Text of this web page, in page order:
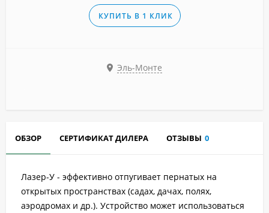
КУПИТЬ В 1 КЛИК
Эль-Монте
ОБЗОР СЕРТИФИКАТ ДИЛЕРА ОТЗЫВЫ 0
Лазер-У - эффективно отпугивает пернатых на
открытых пространствах (садах, дачах, полях,
аэродромах и др.). Устройство может использоваться